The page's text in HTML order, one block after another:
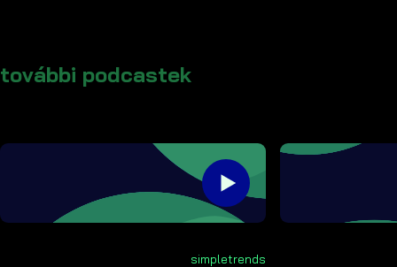
további podcastek
simpletrends